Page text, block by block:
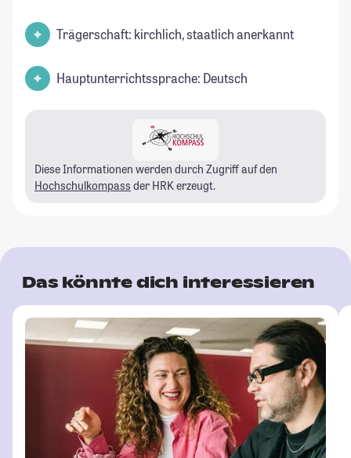
Trägerschaft: kirchlich, staatlich anerkannt
Hauptunterrichtssprache: Deutsch
Diese Informationen werden durch Zugriff auf den
Hochschulkompass der HRK erzeugt.
Das könnte dich interessieren